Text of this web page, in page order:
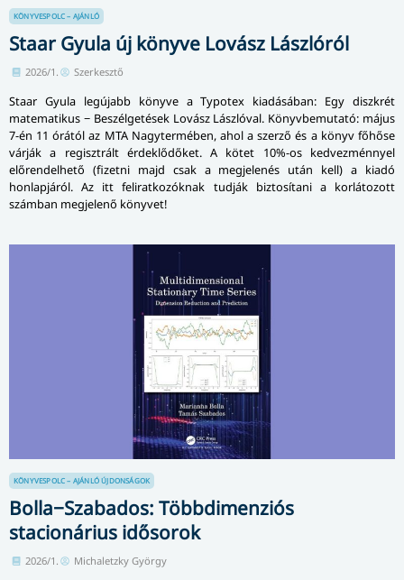
KÖNYVESPOLC – AJÁNLÓ
Staar Gyula új könyve Lovász Lászlóról
2026/1. Szerkesztő
Staar Gyula legújabb könyve a Typotex kiadásában: Egy diszkrét
matematikus − Beszélgetések Lovász Lászlóval. Könyvbemutató: május
7-én 11 órától az MTA Nagytermében, ahol a szerző és a könyv főhőse
várják a regisztrált érdeklődőket. A kötet 10%-os kedvezménnyel
előrendelhető (fizetni majd csak a megjelenés után kell) a kiadó
honlapjáról. Az itt feliratkozóknak tudják biztosítani a korlátozott
számban megjelenő könyvet!
KÖNYVESPOLC – AJÁNLÓ ÚJDONSÁGOK
Bolla−Szabados: Többdimenziós
stacionárius idősorok
2026/1. Michaletzky György